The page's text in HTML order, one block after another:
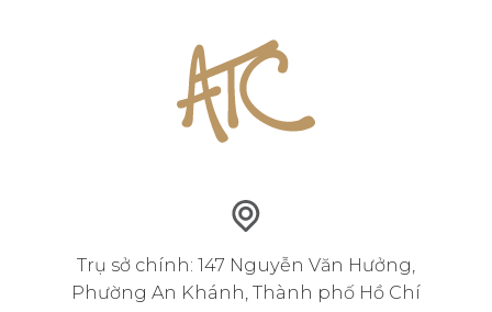
Trụ sở chính: 147 Nguyễn Văn Hưởng,
Phường An Khánh, Thành phố Hồ Chí